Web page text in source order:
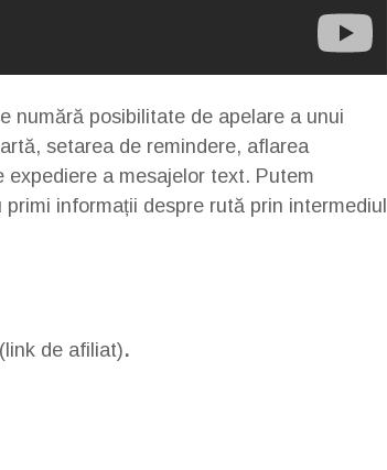
numără posibilitate de apelare a unui
setarea de remindere, aflarea
a mesajelor text. Putem
informații despre rută prin intermediul
(link de afiliat).